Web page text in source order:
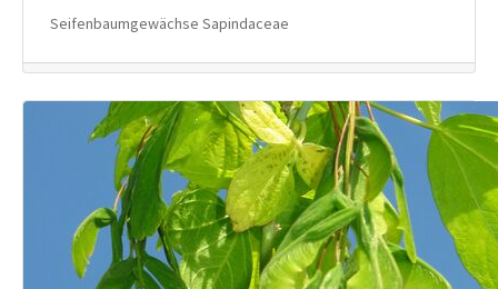
Seifenbaumgewächse Sapindaceae